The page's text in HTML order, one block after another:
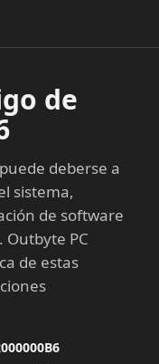
de
puede deberse a
sistema,
de software
PC
de estas